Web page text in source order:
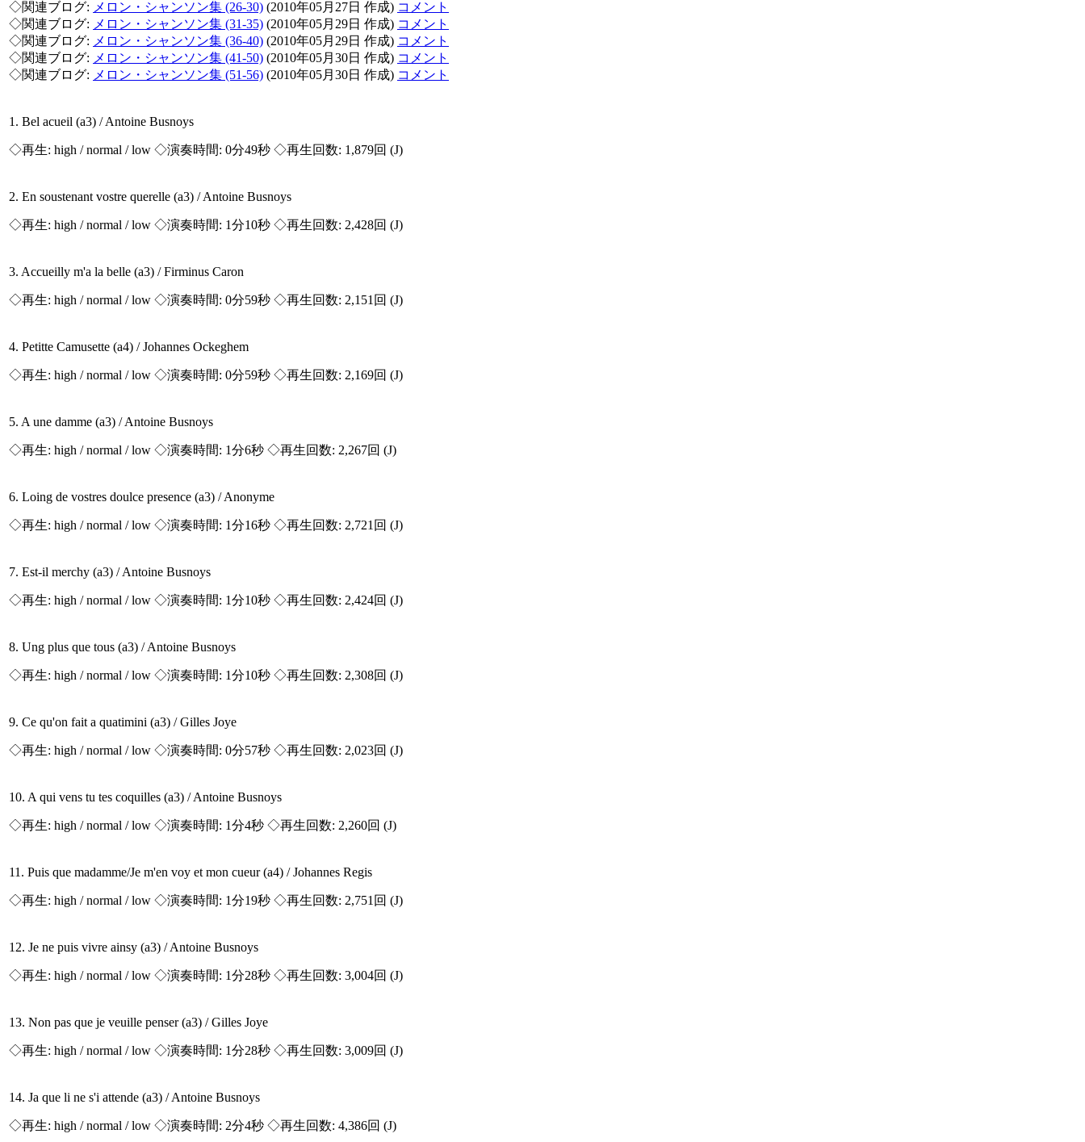
◇関連ブログ: メロン・シャンソン集 (26-30) (2010年05月27日 作成) コメント
◇関連ブログ: メロン・シャンソン集 (31-35) (2010年05月29日 作成) コメント
◇関連ブログ: メロン・シャンソン集 (36-40) (2010年05月29日 作成) コメント
◇関連ブログ: メロン・シャンソン集 (41-50) (2010年05月30日 作成) コメント
◇関連ブログ: メロン・シャンソン集 (51-56) (2010年05月30日 作成) コメント
1. Bel acueil (a3) / Antoine Busnoys
◇再生: high / normal / low ◇演奏時間: 0分49秒 ◇再生回数: 1,879回 (J)
2. En soustenant vostre querelle (a3) / Antoine Busnoys
◇再生: high / normal / low ◇演奏時間: 1分10秒 ◇再生回数: 2,428回 (J)
3. Accueilly m'a la belle (a3) / Firminus Caron
◇再生: high / normal / low ◇演奏時間: 0分59秒 ◇再生回数: 2,151回 (J)
4. Petitte Camusette (a4) / Johannes Ockeghem
◇再生: high / normal / low ◇演奏時間: 0分59秒 ◇再生回数: 2,169回 (J)
5. A une damme (a3) / Antoine Busnoys
◇再生: high / normal / low ◇演奏時間: 1分6秒 ◇再生回数: 2,267回 (J)
6. Loing de vostres doulce presence (a3) / Anonyme
◇再生: high / normal / low ◇演奏時間: 1分16秒 ◇再生回数: 2,721回 (J)
7. Est-il merchy (a3) / Antoine Busnoys
◇再生: high / normal / low ◇演奏時間: 1分10秒 ◇再生回数: 2,424回 (J)
8. Ung plus que tous (a3) / Antoine Busnoys
◇再生: high / normal / low ◇演奏時間: 1分10秒 ◇再生回数: 2,308回 (J)
9. Ce qu'on fait a quatimini (a3) / Gilles Joye
◇再生: high / normal / low ◇演奏時間: 0分57秒 ◇再生回数: 2,023回 (J)
10. A qui vens tu tes coquilles (a3) / Antoine Busnoys
◇再生: high / normal / low ◇演奏時間: 1分4秒 ◇再生回数: 2,260回 (J)
11. Puis que madamme/Je m'en voy et mon cueur (a4) / Johannes Regis
◇再生: high / normal / low ◇演奏時間: 1分19秒 ◇再生回数: 2,751回 (J)
12. Je ne puis vivre ainsy (a3) / Antoine Busnoys
◇再生: high / normal / low ◇演奏時間: 1分28秒 ◇再生回数: 3,004回 (J)
13. Non pas que je veuille penser (a3) / Gilles Joye
◇再生: high / normal / low ◇演奏時間: 1分28秒 ◇再生回数: 3,009回 (J)
14. Ja que li ne s'i attende (a3) / Antoine Busnoys
◇再生: high / normal / low ◇演奏時間: 2分4秒 ◇再生回数: 4,386回 (J)